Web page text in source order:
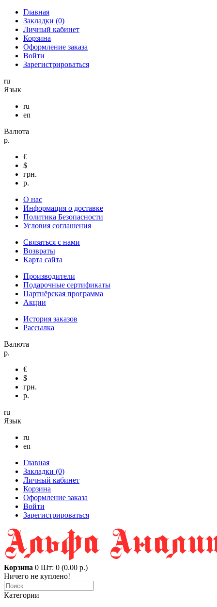
Главная
Закладки (0)
Личный кабинет
Корзина
Оформление заказа
Войти
Зарегистрироваться
ru
Язык
ru
en
Валюта
р.
€
$
грн.
р.
О нас
Информация о доставке
Политика Безопасности
Условия соглашения
Связаться с нами
Возвраты
Карта сайта
Производители
Подарочные сертификаты
Партнёрская программа
Акции
История заказов
Рассылка
Валюта
р.
€
$
грн.
р.
ru
Язык
ru
en
Главная
Закладки (0)
Личный кабинет
Корзина
Оформление заказа
Войти
Зарегистрироваться
Корзина 0 Шт: 0 (0.00 р.)
Ничего не куплено!
Категории